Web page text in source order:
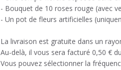
- Bouquet de 10 roses rouge (avec
- Un pot de fleurs artificielles
La livraison est gratuite dans un
Au-delà, il vous sera facturé 0,50 €
Vous pouvez sélectionner la